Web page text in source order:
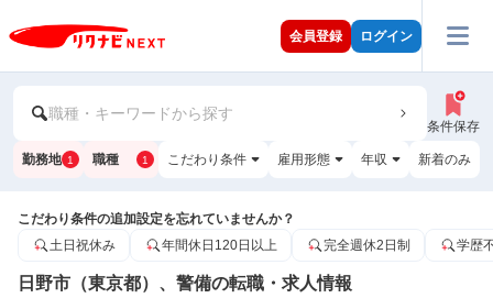
会員登録 ログイン
職種・キーワードから探す
条件保存
勤務地 1 職種 1 こだわり条件 雇用形態 年収 新着のみ
こだわり条件の追加設定を忘れていませんか？
土日祝休み
年間休日120日以上 完全週休2日制 学歴
日野市（東京都）、警備の転職・求人情報